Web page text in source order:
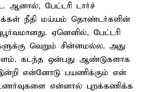
ஆனால், பேட்டரி டார்ச்
நீதி மய்யம் தொண்டர்களின்
ஏனெனில், பேட்டரி
வெறும் சின்னமல்ல. அது
கடந்த ஒன்பது ஆண்டுகளாக
என்னோடு பயணிக்கும் என்
என்னால் புறக்கணிக்க